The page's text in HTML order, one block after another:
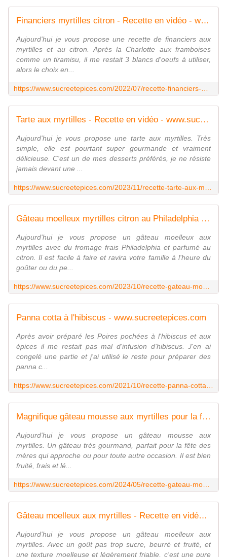
Financiers myrtilles citron - Recette en vidéo - www.sucreetepices.com
Aujourd'hui je vous propose une recette de financiers aux
myrtilles et au citron. Après la Charlotte aux framboises
comme un tiramisu, il me restait 3 blancs d'oeufs à utiliser,
alors le choix en...
Tarte aux myrtilles - Recette en vidéo - www.sucreetepices.com
Aujourd'hui je vous propose une tarte aux myrtilles. Très
simple, elle est pourtant super gourmande et vraiment
délicieuse. C'est un de mes desserts préférés, je ne résiste
jamais devant une ...
Gâteau moelleux myrtilles citron au Philadelphia - Recette en vidéo - www.sucreetepices.com
Aujourd'hui je vous propose un gâteau moelleux aux
myrtilles avec du fromage frais Philadelphia et parfumé au
citron. Il est facile à faire et ravira votre famille à l'heure du
goûter ou du pe...
Panna cotta à l'hibiscus - www.sucreetepices.com
Après avoir préparé les Poires pochées à l'hibiscus et aux
épices il me restait pas mal d'infusion d'hibiscus. J'en ai
congelé une partie et j'ai utilisé le reste pour préparer des
panna c...
Magnifique gâteau mousse aux myrtilles pour la fête des mamans - Recette en vidéo - www.sucreetepices.com
Aujourd'hui je vous propose un gâteau mousse aux
myrtilles. Un gâteau très gourmand, parfait pour la fête des
mères qui approche ou pour toute autre occasion. Il est bien
fruité, frais et lé...
Gâteau moelleux aux myrtilles - Recette en vidéo - www.sucreetepices.com
Aujourd'hui je vous propose un gâteau moelleux aux
myrtilles. Avec un goût pas trop sucre, beurré et fruité, et
une texture moelleuse et légèrement friable, c'est une pure